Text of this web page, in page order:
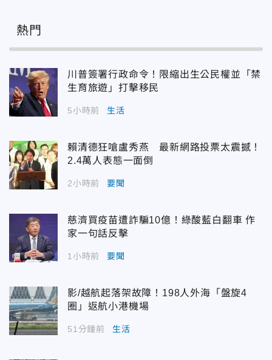
熱門
川普簽署行政命令！限縮出生公民權並「禁
生育旅遊」打擊移民
5小時前 生活
賴清德狂嗆盧秀燕 最新網路投票太震撼！
2.4萬人表態一面倒
2小時前 要聞
慈濟買疫苗遭詐騙10億！綠酸藍白翻車 作
家一句話反擊
1小時前 要聞
影/越航起落架故障！198人外海「盤旋4
圈」返航小港機場
51分鐘前 生活